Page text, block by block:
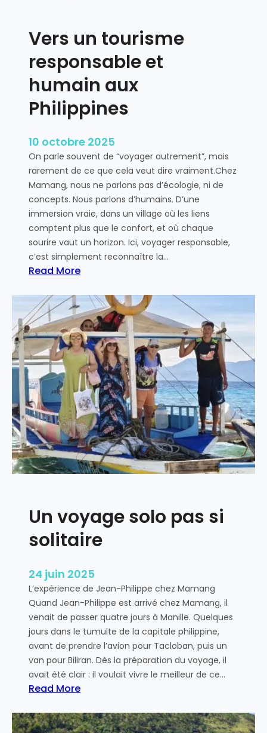
a
a
h
i
d
Vers un tourisme
responsable et
humain aux
Philippines
10 octobre 2025
On parle souvent de “voyager autrement”, mais
rarement de ce que cela veut dire vraiment.Chez
Mamang, nous ne parlons pas d’écologie, ni de
concepts. Nous parlons d’humains. D’une
immersion vraie, dans un village où les liens
comptent plus que le confort, et où chaque
sourire vaut un horizon. Ici, voyager responsable,
c’est simplement reconnaître la…
Read More
V
e
r
s
u
n
t
o
u
r
i
s
m
e
s
n
s
a
b
e
e
t
h
m
a
Un voyage solo pas si
solitaire
24 juin 2025
L’expérience de Jean-Philippe chez Mamang
Quand Jean-Philippe est arrivé chez Mamang, il
venait de passer quatre jours à Manille. Quelques
jours dans le tumulte de la capitale philippine,
avant de prendre l’avion pour Tacloban, puis un
van pour Biliran. Dès la préparation du voyage, il
avait été clair : il voulait vivre le meilleur de ce…
Read More
U